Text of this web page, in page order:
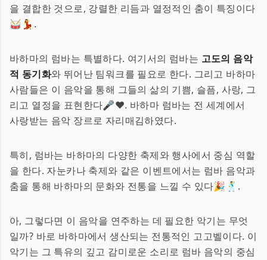
을 결합한 것으로, 강렬한 리듬과 열정적인 춤이 특징이다
🥁💃.
바하마의 럼바는 특별하다. 여기서의 럼바는 고도의 음악
적 동기화와 뛰어난 팀워크를 필요로 한다. 그리고 바하마
사람들은 이 음악을 통해 그들의 삶의 기쁨, 슬픔, 사랑, 그
리고 열정을 표현한다🎤❤️. 바하마 럼바는 전 세계에서
사랑받는 음악 장르로 자리매김하였다.
특히, 럼바는 바하마의 다양한 축제와 행사에서 중심 역할
을 한다. 자눈카나 축제와 같은 이벤트에서는 럼바 음악과
춤을 통해 바하마의 문화와 전통을 느낄 수 있다🎉🕺.
아, 그렇다면 이 음악을 연주하는 데 필요한 악기는 무엇
일까? 바로 바하마에서 생산되는 전통적인 고고벨이다. 이
악기는 그 특유의 깊고 감미로운 소리로 럼바 음악의 중심